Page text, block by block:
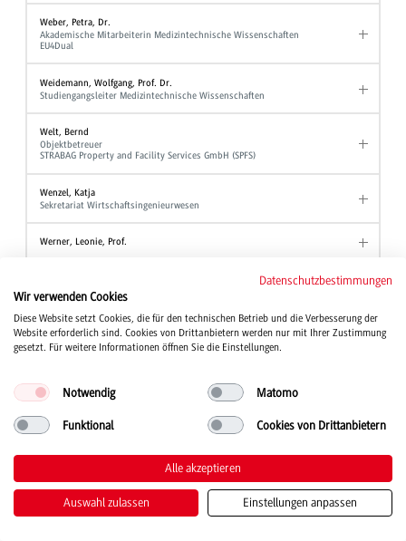
Weber, Petra, Dr.
Akademische Mitarbeiterin Medizintechnische Wissenschaften
EU4Dual
Weidemann, Wolfgang, Prof. Dr.
Studiengangsleiter Medizintechnische Wissenschaften
Welt, Bernd
Objektbetreuer
STRABAG Property and Facility Services GmbH (SPFS)
Wenzel, Katja
Sekretariat Wirtschaftsingenieurwesen
Werner, Leonie, Prof.
Akademische Mitarbeiterin Angewandte Hebammenwissenschaft
Wind, Tanja, Prof. Dr.
Studiengang Kinder- und Jugendhilfe
Professor Studiengang BWL - Industrie
Professor Studiengang BWL - Industrial Business Management
Stellvertretende Ansprechpartnerin der Beauftragten für Chancengleichheit
Witt, Alexander
Datenschutzbestimmungen
Wir verwenden Cookies
Diese Website setzt Cookies, die für den technischen Betrieb und die Verbesserung der
Website erforderlich sind. Cookies von Drittanbietern werden nur mit Ihrer Zustimmung
gesetzt. Für weitere Informationen öffnen Sie die Einstellungen.
Notwendig Matomo
Funktional Cookies von Drittanbietern
Alle akzeptieren
Auswahl zulassen Einstellungen anpassen